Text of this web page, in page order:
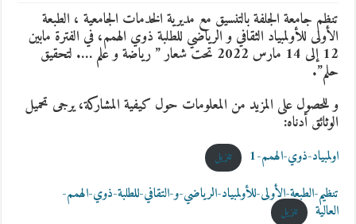
تنظم جامعة الجلفة بالتنسيق مع مديرية الخدمات الجامعية ، الطبعة
الأولى للأولمبياد الثقافي و الرياضي للطلبة ذوي الهمم، في الفترة مابين
12 إلى 14 مارس 2022 تحت شعار ” رياضة و علم …. لتحقيق
حلم”.
و للحصول على المزيد من المعلومات حول كيفية المشاركة، يرجى تحميل
الوثائق أدناه:
اولمبياد-ذوي-الهمم-1 تنزيل
تنظيم-الطبعة-الأولى-للأولمبياد-الرياضي-و-التقافي-للطلبة-ذوي-الهمم-
العالية تنزيل